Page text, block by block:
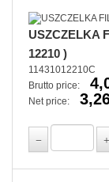
USZCZELKA
12210 )
11431012210C
Brutto price:
Net price: